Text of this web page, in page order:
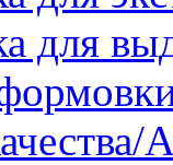
для